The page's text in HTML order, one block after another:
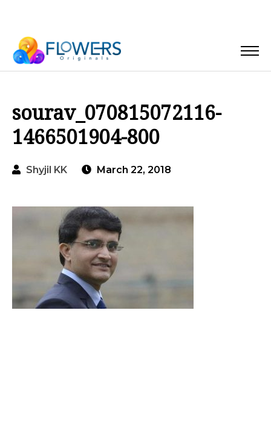
sourav_070815072116-
1466501904-800
Shyjil KK March 22, 2018